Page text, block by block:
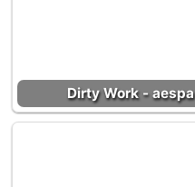
Dirty Work - aespa